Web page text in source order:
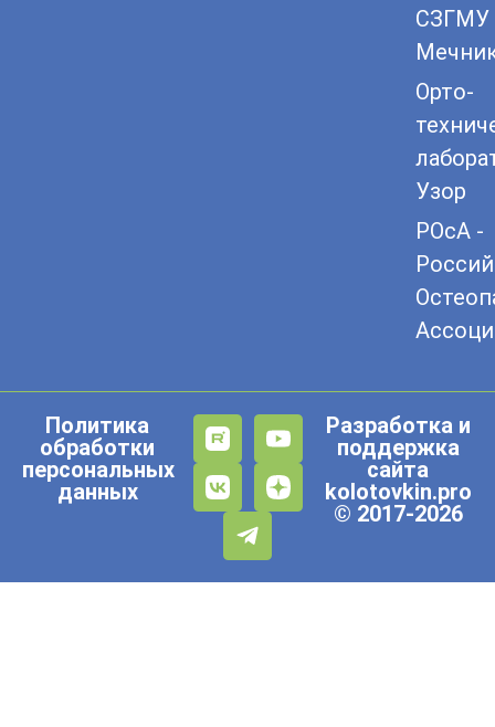
СЗГМУ
Орто-
Узор
РОсА -
Политика
обработки
персональных
данных
Разработка и
поддержка
сайта
kolotovkin.pro
© 2017-2026